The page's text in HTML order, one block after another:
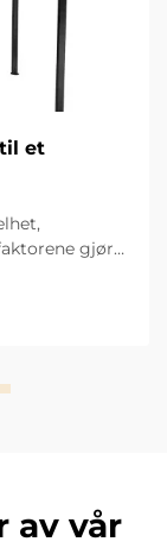
et
gjør
og
av vår